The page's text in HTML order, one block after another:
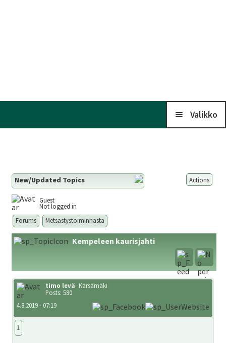
Valikko
Kalenteri
Liitto
Materiaali
Forum
Actions
New/Updated Topics
Guest
Not logged in
Forums
Metsästystoiminnasta
Kempeleen kaurisjahti
timo levä Kärsämäki
Posts: 580
4.8.2019 - 07:19
1